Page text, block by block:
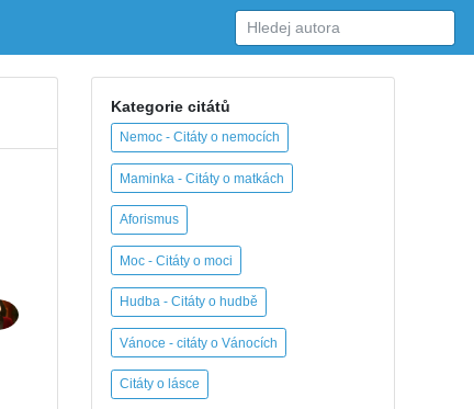
Kategorie citátů
Nemoc - Citáty o nemocích
Maminka - Citáty o matkách
Aforismus
Moc - Citáty o moci
Hudba - Citáty o hudbě
Vánoce - citáty o Vánocích
Citáty o lásce